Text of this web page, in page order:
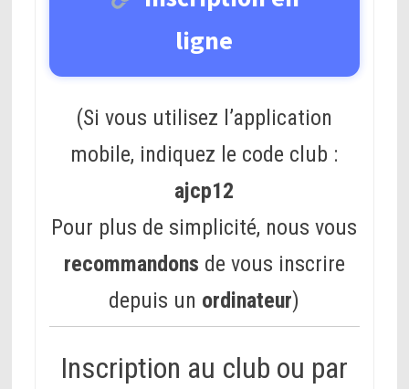
ligne
(Si vous utilisez l’application
mobile, indiquez le code club :
ajcp12
Pour plus de simplicité, nous vous
recommandons de vous inscrire
depuis un ordinateur)
Inscription au club ou par